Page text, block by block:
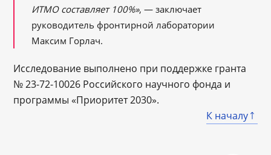
ИТМО составляет 100%», — заключает
руководитель фронтирной лаборатории
Максим Горлач.
Исследование выполнено при поддержке гранта
№ 23-72-10026 Российского научного фонда и
программы «Приоритет 2030».
К началу